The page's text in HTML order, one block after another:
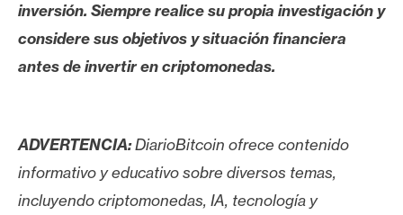
inversión. Siempre realice su propia investigación y
considere sus objetivos y situación financiera
antes de invertir en criptomonedas.
ADVERTENCIA:DiarioBitcoin ofrece contenido
informativo y educativo sobre diversos temas,
incluyendo criptomonedas, IA, tecnología y